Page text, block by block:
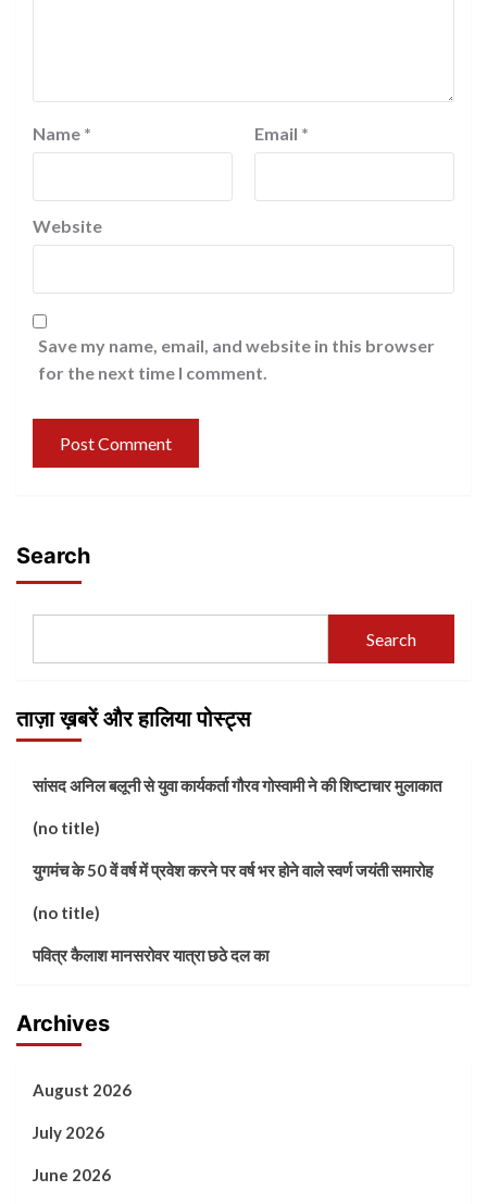
Name * Email *
Website
Save my name, email, and website in this browser
for the next time I comment.
Search
Search
ताज़ा ख़बरें और हालिया पोस्ट्स
सांसद अनिल बलूनी से युवा कार्यकर्ता गौरव गोस्वामी ने की शिष्टाचार मुलाकात
(no title)
युगमंच के 50 वें वर्ष में प्रवेश करने पर वर्ष भर होने वाले स्वर्ण जयंती समारोह
(no title)
पवित्र कैलाश मानसरोवर यात्रा छठे दल का
Archives
August 2026
July 2026
June 2026